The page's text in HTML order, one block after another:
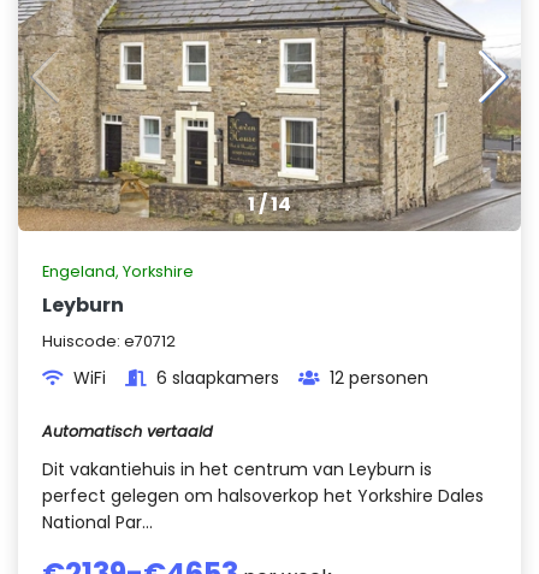
1/14
Engeland, Yorkshire
Leyburn
Huiscode: e70712
WiFi 6 slaapkamers 12 personen
Automatisch vertaald
Dit vakantiehuis in het centrum van Leyburn is
perfect gelegen om halsoverkop het Yorkshire Dales
National Par...